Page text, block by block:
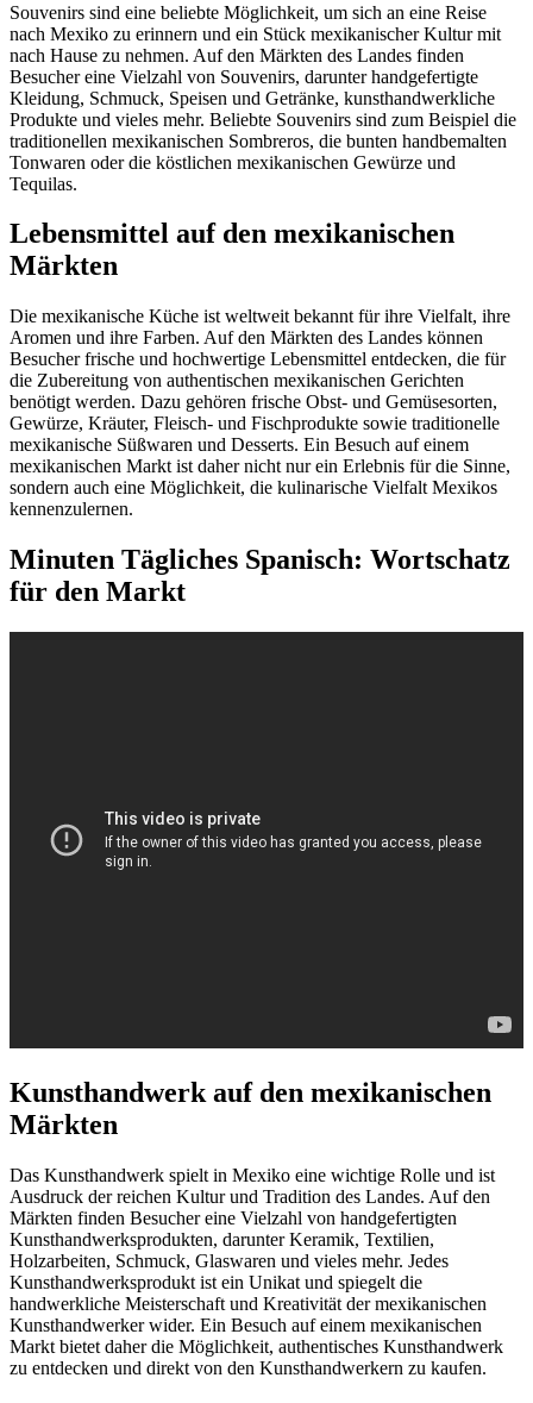
Souvenirs sind eine beliebte Möglichkeit, um sich an eine Reise
nach Mexiko zu erinnern und ein Stück mexikanischer Kultur mit
nach Hause zu nehmen. Auf den Märkten des Landes finden
Besucher eine Vielzahl von Souvenirs, darunter handgefertigte
Kleidung, Schmuck, Speisen und Getränke, kunsthandwerkliche
Produkte und vieles mehr. Beliebte Souvenirs sind zum Beispiel die
traditionellen mexikanischen Sombreros, die bunten handbemalten
Tonwaren oder die köstlichen mexikanischen Gewürze und
Tequilas.
Lebensmittel auf den mexikanischen
Märkten
Die mexikanische Küche ist weltweit bekannt für ihre Vielfalt, ihre
Aromen und ihre Farben. Auf den Märkten des Landes können
Besucher frische und hochwertige Lebensmittel entdecken, die für
die Zubereitung von authentischen mexikanischen Gerichten
benötigt werden. Dazu gehören frische Obst- und Gemüsesorten,
Gewürze, Kräuter, Fleisch- und Fischprodukte sowie traditionelle
mexikanische Süßwaren und Desserts. Ein Besuch auf einem
mexikanischen Markt ist daher nicht nur ein Erlebnis für die Sinne,
sondern auch eine Möglichkeit, die kulinarische Vielfalt Mexikos
kennenzulernen.
Minuten Tägliches Spanisch: Wortschatz
für den Markt
Kunsthandwerk auf den mexikanischen
Märkten
Das Kunsthandwerk spielt in Mexiko eine wichtige Rolle und ist
Ausdruck der reichen Kultur und Tradition des Landes. Auf den
Märkten finden Besucher eine Vielzahl von handgefertigten
Kunsthandwerksprodukten, darunter Keramik, Textilien,
Holzarbeiten, Schmuck, Glaswaren und vieles mehr. Jedes
Kunsthandwerksprodukt ist ein Unikat und spiegelt die
handwerkliche Meisterschaft und Kreativität der mexikanischen
Kunsthandwerker wider. Ein Besuch auf einem mexikanischen
Markt bietet daher die Möglichkeit, authentisches Kunsthandwerk
zu entdecken und direkt von den Kunsthandwerkern zu kaufen.